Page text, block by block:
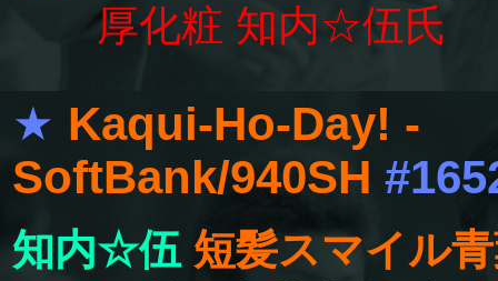
厚化粧 知内☆伍氏
★ Kaqui-Ho-Day! -
SoftBank/940SH
知内☆伍 短髪スマイル